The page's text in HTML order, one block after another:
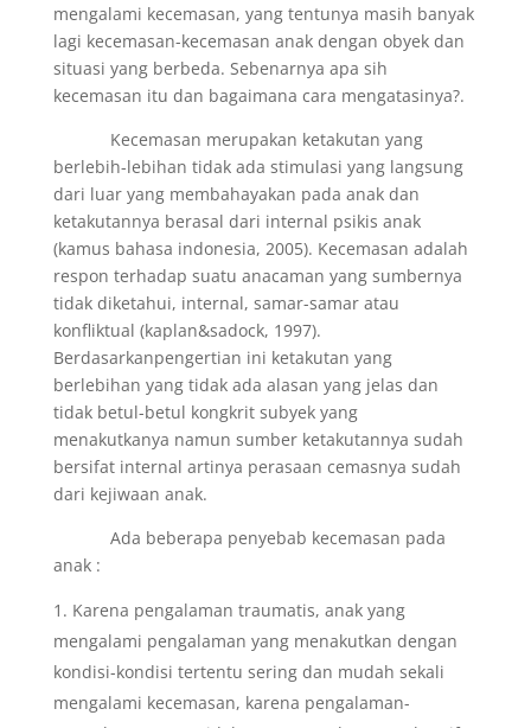
mengalami kecemasan, yang tentunya masih banyak
lagi kecemasan-kecemasan anak dengan obyek dan
situasi yang berbeda. Sebenarnya apa sih
kecemasan itu dan bagaimana cara mengatasinya?.
Kecemasan merupakan ketakutan yang
berlebih-lebihan tidak ada stimulasi yang langsung
dari luar yang membahayakan pada anak dan
ketakutannya berasal dari internal psikis anak
(kamus bahasa indonesia, 2005). Kecemasan adalah
respon terhadap suatu anacaman yang sumbernya
tidak diketahui, internal, samar-samar atau
konfliktual (kaplan&sadock, 1997).
Berdasarkanpengertian ini ketakutan yang
berlebihan yang tidak ada alasan yang jelas dan
tidak betul-betul kongkrit subyek yang
menakutkanya namun sumber ketakutannya sudah
bersifat internal artinya perasaan cemasnya sudah
dari kejiwaan anak.
Ada beberapa penyebab kecemasan pada
anak :
Karena pengalaman traumatis, anak yang
mengalami pengalaman yang menakutkan dengan
kondisi-kondisi tertentu sering dan mudah sekali
mengalami kecemasan, karena pengalaman-